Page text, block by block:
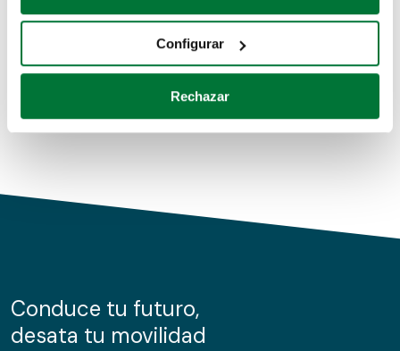
Recopilar información sobre su ubicación geográfica
Identificar su dispositivo analizándolo activamente
para buscar características específicas (huellas
Obtenga más información sobre cómo se procesan sus
de cookies.
información sobre el uso que haga del sitio web con
nuestros partners de redes sociales, publicidad y análisis
Configurar
Rechazar
Coches de km0
Conduce tu futuro,
desata tu movilidad